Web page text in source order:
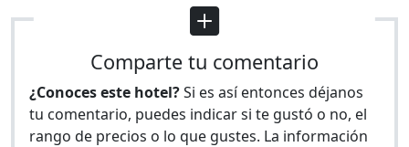
Comparte tu comentario
¿Conoces este hotel?Si es así entonces déjanos
tu comentario, puedes indicar si te gustó o no, el
rango de precios o lo que gustes. La información